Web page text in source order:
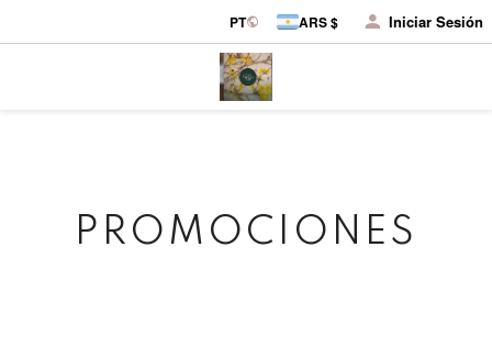
PT ARS $ Iniciar Sesión
PROMOCIONES